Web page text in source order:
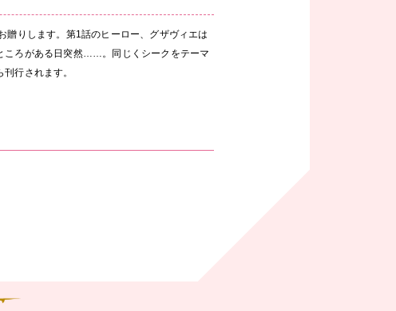
贈りします。第1話のヒーロー、グザヴィエは
ころがある日突然……。同じくシークをテーマ
行されます。